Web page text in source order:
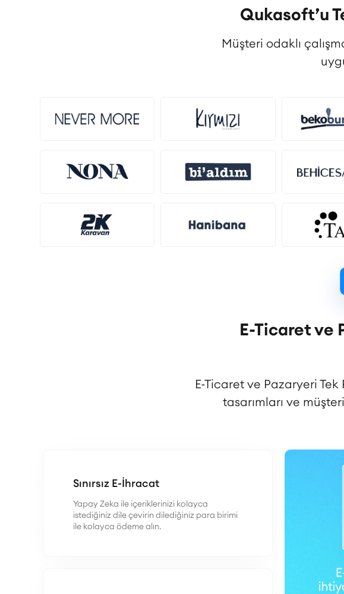
Qukasoft’u
Müşteri odaklı
E-Ticaret ve
E-Ticaret ve Pazaryeri
tasarımları ve
Sınırsız E-İhracat
Yapay Zeka ile içeriklerinizi kolayca
istediğiniz dile çevirin dilediğiniz para birimi
ile kolayca ödeme alın.